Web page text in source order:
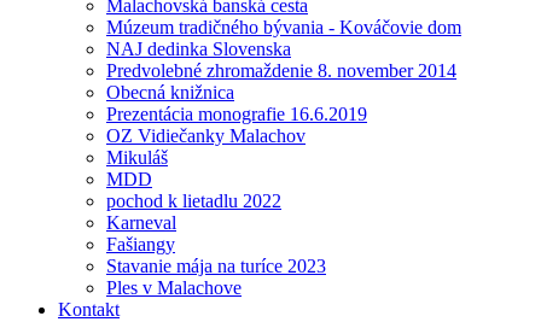
Malachovská banská cesta
Múzeum tradičného bývania - Kováčovie dom
NAJ dedinka Slovenska
Predvolebné zhromaždenie 8. november 2014
Obecná knižnica
Prezentácia monografie 16.6.2019
OZ Vidiečanky Malachov
Mikuláš
MDD
pochod k lietadlu 2022
Karneval
Fašiangy
Stavanie mája na turíce 2023
Ples v Malachove
Kontakt